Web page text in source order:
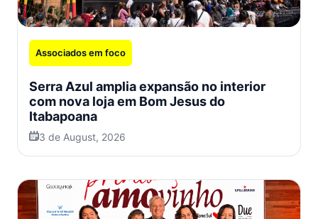
Associados em foco
Serra Azul amplia expansão no interior
com nova loja em Bom Jesus do
Itabapoana
3 de August, 2026